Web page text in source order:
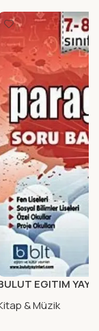
EGITIM YAY.
& Müzik